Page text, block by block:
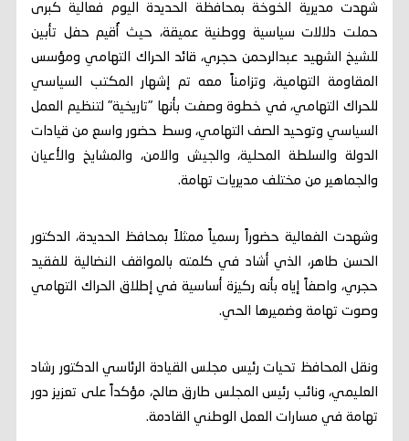
شهدت مديرية الخوخة بمحافظة الحديدة اليوم فعالية كبرى
حملت دلالات سياسية ووطنية عميقة، حيث أُقيم حفل تأبين
للشيخ الشهيد عبدالرحمن حجري، قائد الحراك التهامي ومؤسس
المقاومة التهامية، وتزامناً معه تم إشهار المكتب السياسي
للحراك التهامي، في خطوة وصفت بأنها "تاريخية" لتنظيم العمل
السياسي وتوحيد الصف التهامي، وسط حضور واسع من قيادات
الدولة والسلطة المحلية، والجيش والامن، والمشايخ والأعيان
والجماهير من مختلف مديريات تهامة.
وشهدت الفعالية حضوراً رسمياً ممثلاً بمحافظ الحديدة، الدكتور
الحسن طاهر، الذي أشاد في كلمته بالمواقف النضالية للفقيد
حجري، واصفاً إياه بأنه ركيزة أساسية في إطلاق الحراك التهامي
وصوت تهامة وضميرها الحي.
ونقل المحافظ تحيات رئيس مجلس القيادة الرئاسي الدكتور رشاد
العليمي، ونائب رئيس المجلس طارق صالح، مؤكداً على تعزيز دور
تهامة في مسارات العمل الوطني القادمة.